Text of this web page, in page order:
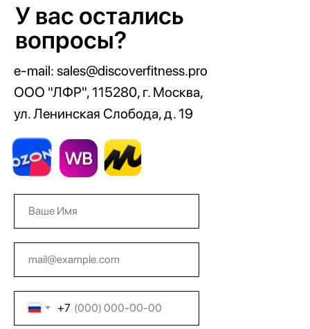
e-mail: sales@discoverfitness.pro
У вас остались
вопросы?
+7
ООО "ЛФР", 115280, г. Москва,
ул. Ленинская Слобода, д. 19